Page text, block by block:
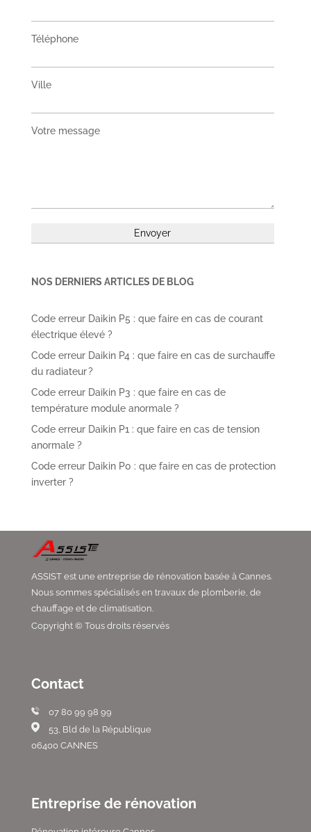
Téléphone
Ville
Votre message
NOS DERNIERS ARTICLES DE BLOG
Code erreur Daikin P5 : que faire en cas de courant
électrique élevé ?
Code erreur Daikin P4 : que faire en cas de surchauffe
du radiateur ?
Code erreur Daikin P3 : que faire en cas de
température module anormale ?
Code erreur Daikin P1 : que faire en cas de tension
anormale ?
Code erreur Daikin P0 : que faire en cas de protection
inverter ?
ASSIST est une entreprise de rénovation basée à Cannes.
Nous sommes spécialisés en travaux de plomberie, de
chauffage et de climatisation.
Copyright © Tous droits réservés
Contact
07 80 99 98 99
53, Bld de la République
06400 CANNES
Entreprise de rénovation